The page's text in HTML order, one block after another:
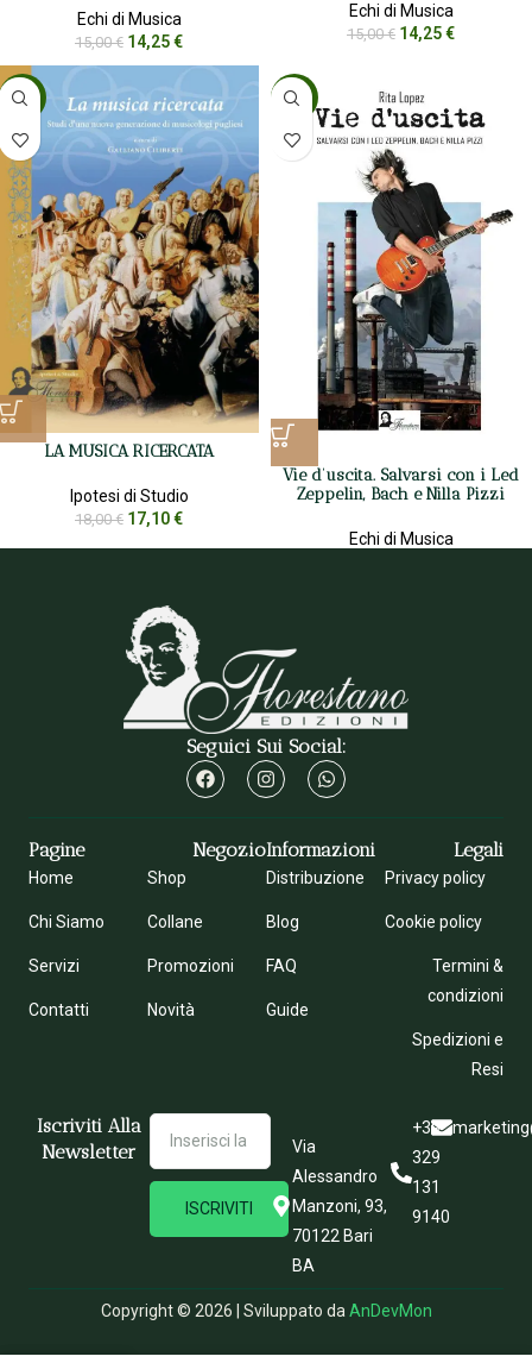
Echi di Musica
15,00€ 14,25€
Echi di Musica
15,00€ 14,25€
-5%
LA MUSICA RICERCATA
Ipotesi di Studio
18,00€ 17,10€
-5%
Vie d’uscita. Salvarsi con i Led
Zeppelin, Bach e Nilla Pizzi
Echi di Musica
Seguici Sui Social:
Pagine
Home
Chi Siamo
Servizi
Contatti
Negozio
Shop
Collane
Promozioni
Novità
Informazioni
Distribuzione
Blog
FAQ
Guide
Legali
Privacy policy
Cookie policy
Termini &
condizioni
Spedizioni e
Resi
Iscriviti Alla
Newsletter
ISCRIVITI
Via
Alessandro
Manzoni, 93,
70122 Bari
BA
+39
329
131
9140
Copyright © 2026 | Sviluppato da AnDevMon